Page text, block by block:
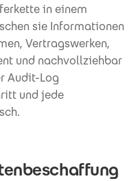
in einem
sie Informationen
Vertragswerken,
und nachvollziehbar
Audit-Log
und jede